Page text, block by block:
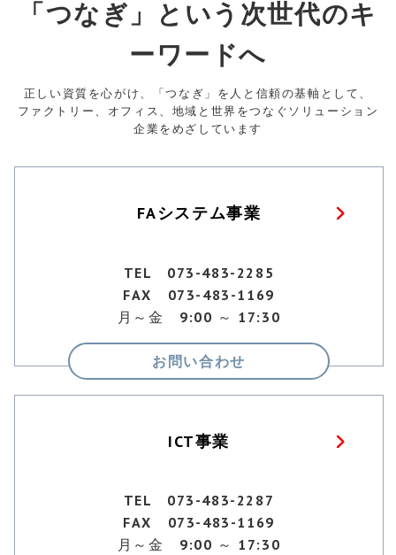
「つなぎ」という次世代のキ
ーワードへ
正しい資質を心がけ、「つなぎ」を人と信頼の基軸として、
ファクトリー、オフィス、地域と世界をつなぐソリューション
企業をめざしています
FAシステム事業
TEL 073-483-2285
FAX 073-483-1169
月～金 9:00 ～ 17:30
お問い合わせ
ICT事業
TEL 073-483-2287
FAX 073-483-1169
月～金 9:00 ～ 17:30